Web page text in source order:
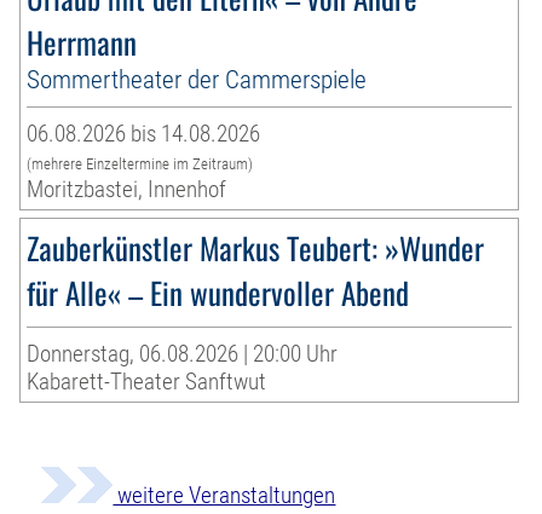
Herrmann
Sommertheater der Cammerspiele
06.08.2026 bis 14.08.2026
(mehrere Einzeltermine im Zeitraum)
Moritzbastei, Innenhof
Zauberkünstler Markus Teubert: »Wunder
für Alle« – Ein wundervoller Abend
Donnerstag, 06.08.2026 | 20:00 Uhr
Kabarett-Theater Sanftwut
weitere Veranstaltungen